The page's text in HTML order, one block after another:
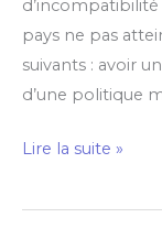
pays ne pas
suivants : avoir
d’une politique
Lire la suite »